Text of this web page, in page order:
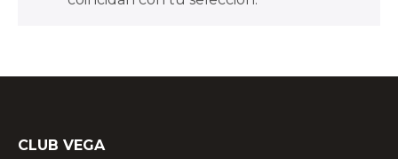
CLUB VEGA